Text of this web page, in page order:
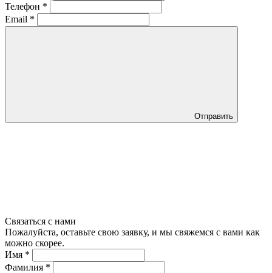
Телефон *
Email *
Отправить
Связаться с нами
Пожалуйста, оставьте свою заявку, и мы свяжемся с вами как
можно скорее.
Имя *
Фамилия *